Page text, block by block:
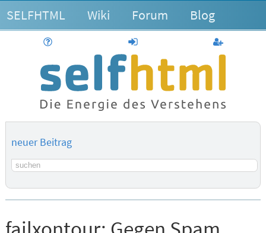
SELFHTML Wiki Forum Blog
anmelden
neuer Beitrag
Suchbegriff